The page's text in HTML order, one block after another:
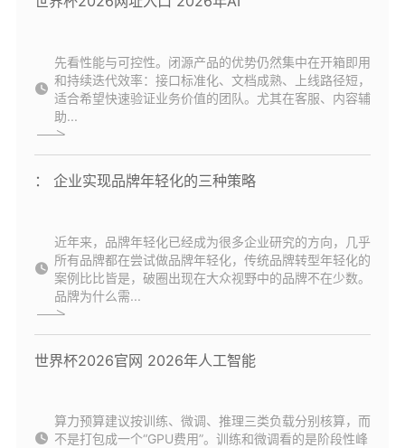
先看性能与可控性。闭源产品的优势仍然集中在开箱即用
和持续迭代效率：接口标准化、文档成熟、上线路径短，
适合希望快速验证业务价值的团队。尤其在客服、内容辅
助...
： 企业实现品牌年轻化的三种策略
近年来，品牌年轻化已经成为很多企业研究的方向，几乎
所有品牌都在尝试做品牌年轻化，传统品牌转型年轻化的
案例比比皆是，破圈出现在大众视野中的品牌不在少数。
品牌为什么需...
世界杯2026官网 2026年人工智能
算力预算建议按训练、微调、推理三类负载分别核算，而
不是打包成一个“GPU费用”。训练和微调看的是阶段性峰